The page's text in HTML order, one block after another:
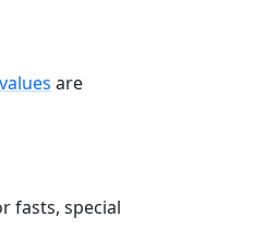
are
fasts, special